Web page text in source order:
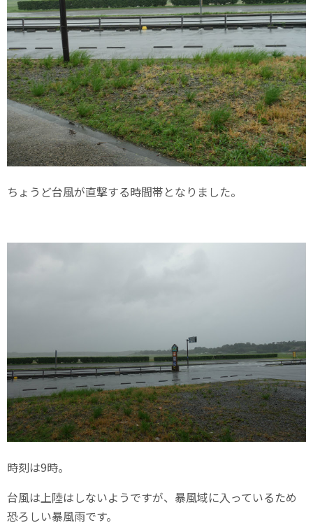
ちょうど台風が直撃する時間帯となりました。
時刻は9時。
台風は上陸はしないようですが、暴風域に入っているため
恐ろしい暴風雨です。